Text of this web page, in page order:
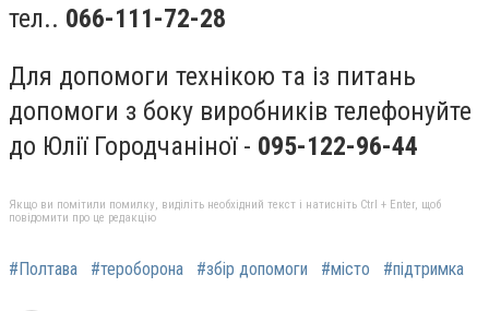
тел.. 066-111-72-28
Для допомоги технікою та із питань
допомоги з боку виробників телефонуйте
до Юлії Городчаніної - 095-122-96-44
Якщо ви помітили помилку, виділіть необхідний текст і натисніть Ctrl + Enter, щоб
повідомити про це редакцію
#Полтава #тероборона #збір допомоги #місто #підтримка